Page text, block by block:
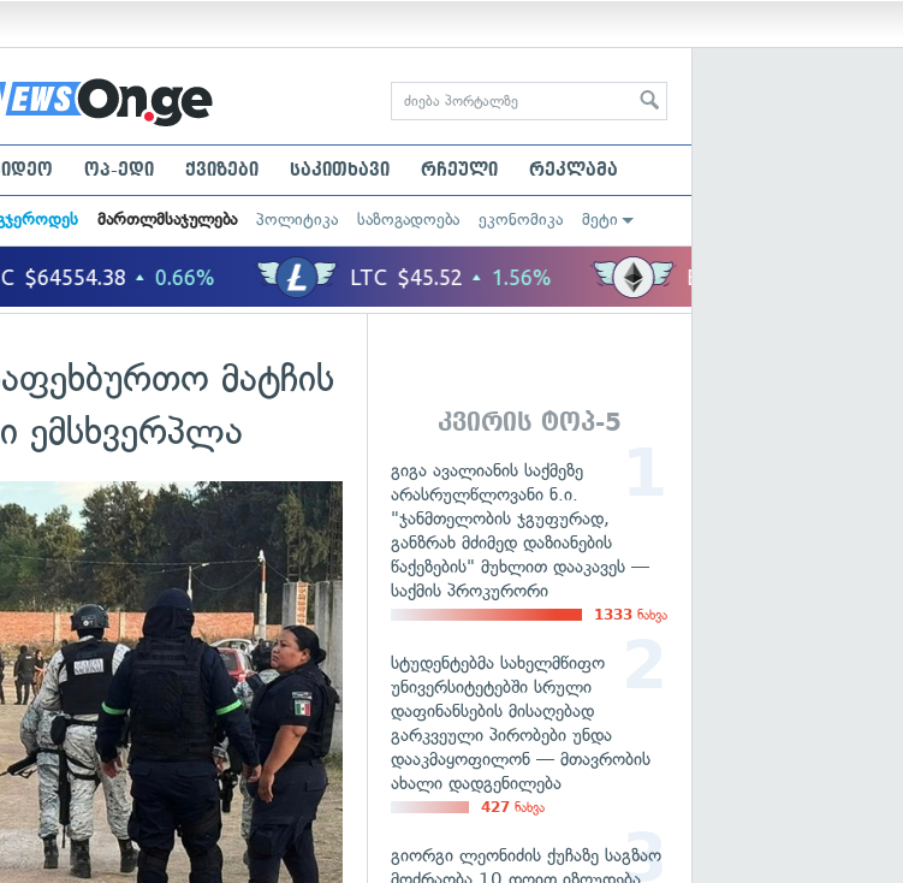
ოპ-ედი ქვიზები საკითხავი რჩეული რეკლამა
მართლმსაჯულება პოლიტიკა საზოგადოება ეკონომიკა მეტი
მატჩის
ემსხვერპლა
კვირის ტოპ-5
გიგა ავალიანის საქმეზე
არასრულწლოვანი ნ.ი.
"ჯანმთელობის ჯგუფურად,
განზრახ მძიმედ დაზიანების
წაქეზების" მუხლით დააკავეს —
საქმის პროკურორი
1333 ნახვა
სტუდენტებმა სახელმწიფო
უნივერსიტეტებში სრული
დაფინანსების მისაღებად
გარკვეული პირობები უნდა
დააკმაყოფილონ — მთავრობის
ახალი დადგენილება
427 ნახვა
გიორგი ლეონიძის ქუჩაზე საგზაო